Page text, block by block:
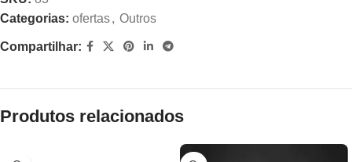
Categorias: ofertas, Outros
Compartilhar:
Produtos relacionados